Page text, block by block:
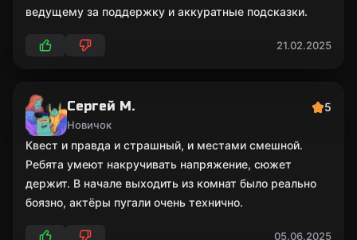
ведущему за поддержку и аккуратные подсказки.
21.02.2025
Сергей М.
Новичок
5
Квест и правда и страшный, и местами смешной.
Ребята умеют накручивать напряжение, сюжет
держит. В начале выходить из комнат было реально
боязно, актёры пугали очень технично.
05.06.2025